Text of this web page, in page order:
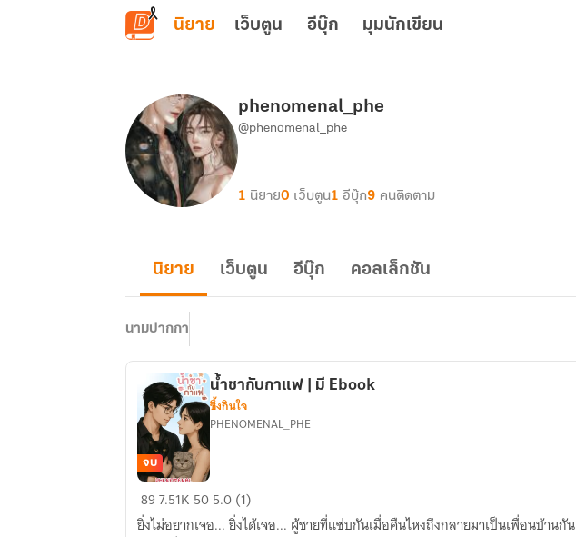
ข้ามไปยังเนื้อหาหลัก
นิยาย เว็บตูน อีบุ๊ก มุมนักเขียน
phenomenal_phe
@phenomenal_phe
1 นิยาย0 เว็บตูน1 อีบุ๊ก9 คนติดตาม
นิยาย เว็บตูน อีบุ๊ก คอลเล็กชัน
นามปากกา
น้ำ
ชา
จบ
น้ำชากับกาแฟ | มี Ebook
ซึ้งกินใจ
PHENOMENAL_PHE
897.51K 505.0 (1)
ยิ่งไม่อยากเจอ... ยิ่งได้เจอ... ผู้ชายที่แซ่บกันเมื่อคืนไหงถึงกลายมาเป็นเพื่อนบ้านกัน